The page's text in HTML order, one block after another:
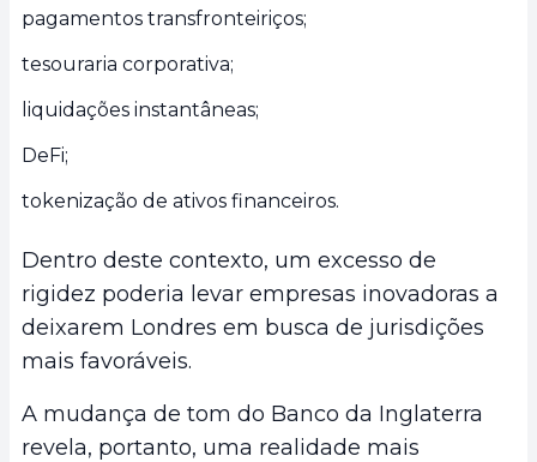
pagamentos transfronteiriços;
tesouraria corporativa;
liquidações instantâneas;
DeFi;
tokenização de ativos financeiros.
Dentro deste contexto, um excesso de
rigidez poderia levar empresas inovadoras a
deixarem Londres em busca de jurisdições
mais favoráveis.
A mudança de tom do Banco da Inglaterra
revela, portanto, uma realidade mais